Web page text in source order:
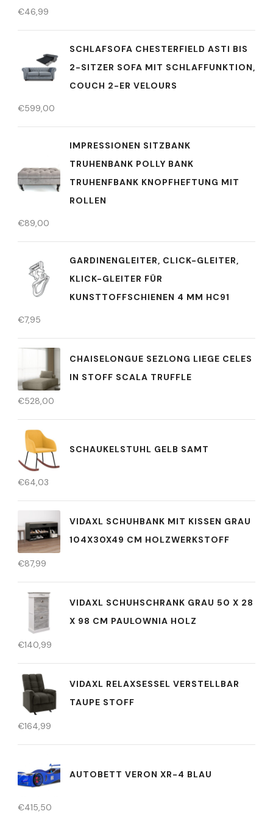
€46,99
SCHLAFSOFA CHESTERFIELD ASTI BIS
2-SITZER SOFA MIT SCHLAFFUNKTION,
COUCH 2-ER VELOURS
€599,00
IMPRESSIONEN SITZBANK
TRUHENBANK POLLY BANK
TRUHENFBANK KNOPFHEFTUNG MIT
ROLLEN
€89,00
GARDINENGLEITER, CLICK-GLEITER,
KLICK-GLEITER FÜR
KUNSTTOFFSCHIENEN 4 MM HC91
€7,95
CHAISELONGUE SEZLONG LIEGE CELES
IN STOFF SCALA TRUFFLE
€528,00
SCHAUKELSTUHL GELB SAMT
€64,03
VIDAXL SCHUHBANK MIT KISSEN GRAU
104X30X49 CM HOLZWERKSTOFF
€87,99
VIDAXL SCHUHSCHRANK GRAU 50 X 28
X 98 CM PAULOWNIA HOLZ
€140,99
VIDAXL RELAXSESSEL VERSTELLBAR
TAUPE STOFF
€164,99
AUTOBETT VERON XR-4 BLAU
€415,50